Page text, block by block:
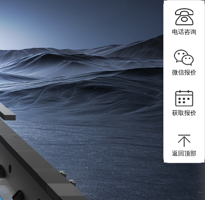
电话咨询
微信报价
获取报价
返回顶部